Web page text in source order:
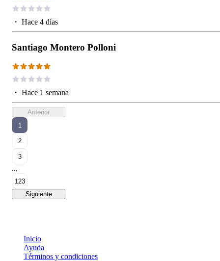
・ Hace 4 días
Santiago Montero Polloni
・ Hace 1 semana
Anterior
1
2
3
...
123
Siguiente
Inicio
Ayuda
Términos y condiciones